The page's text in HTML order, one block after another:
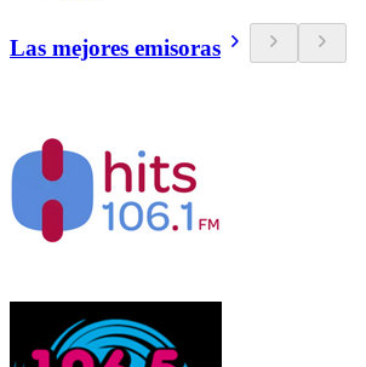
Las mejores emisoras